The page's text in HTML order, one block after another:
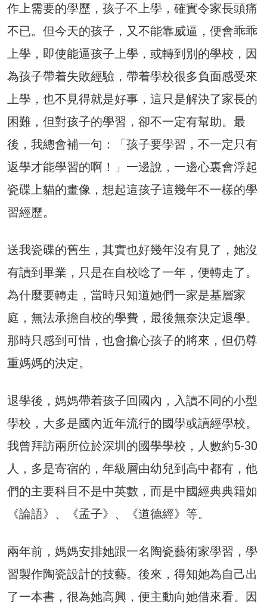
作上需要的學歷，孩子不上學，確實令家長頭痛
不已。但今天的孩子，又不能靠威逼，便會乖乖
上學，即使能逼孩子上學，或轉到別的學校，因
為孩子帶着失敗經驗，帶着學校很多負面感受來
上學，也不見得就是好事，這只是解決了家長的
困難，但對孩子的學習，卻不一定有幫助。最
後，我總會補一句：「孩子要學習，不一定只有
返學才能學習的啊！」一邊說，一邊心裏會浮起
瓷碟上貓的畫像，想起這孩子這幾年不一樣的學
習經歷。
送我瓷碟的舊生，其實也好幾年沒有見了，她沒
有讀到畢業，只是在自校唸了一年，便轉走了。
為什麼要轉走，當時只知道她們一家是基層家
庭，無法承擔自校的學費，最後無奈決定退學。
那時只感到可惜，也會擔心孩子的將來，但仍尊
重媽媽的決定。
退學後，媽媽帶着孩子回國內，入讀不同的小型
學校，大多是國內近年流行的國學或讀經學校。
我曾拜訪兩所位於深圳的國學學校，人數約5-30
人，多是寄宿的，年級層由幼兒到高中都有，他
們的主要科目不是中英數，而是中國經典典籍如
《論語》、《孟子》、《道德經》等。
兩年前，媽媽安排她跟一名陶瓷藝術家學習，學
習製作陶瓷設計的技藝。後來，得知她為自己出
了一本書，很為她高興，便主動向她借來看。因